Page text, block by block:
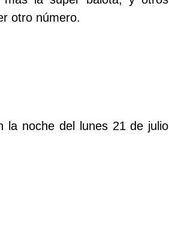
otro número.
la noche del lunes 21 de julio